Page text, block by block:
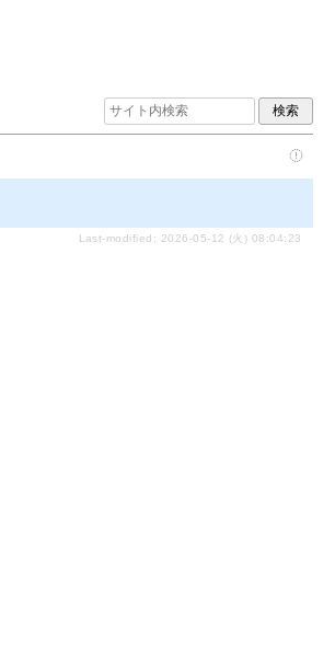
Last-modified: 2026-05-12 (火) 08:04:23